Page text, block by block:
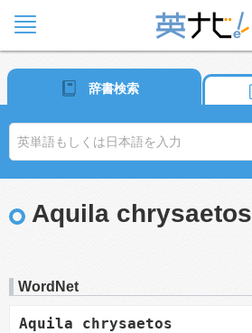
辞書検索
Aquila chrysaetos
WordNet
Aquila chrysaetos